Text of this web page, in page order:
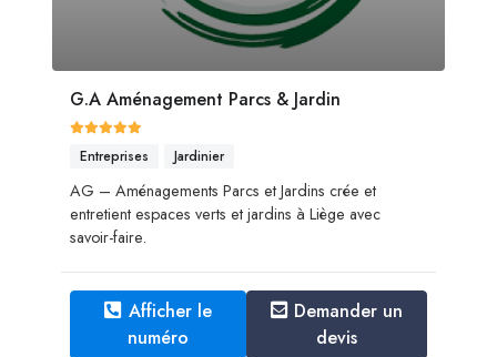
G.A Aménagement Parcs & Jardin
Entreprises Jardinier
AG – Aménagements Parcs et Jardins crée et
entretient espaces verts et jardins à Liège avec
savoir-faire.
Afficher le
numéro
Demander un
devis